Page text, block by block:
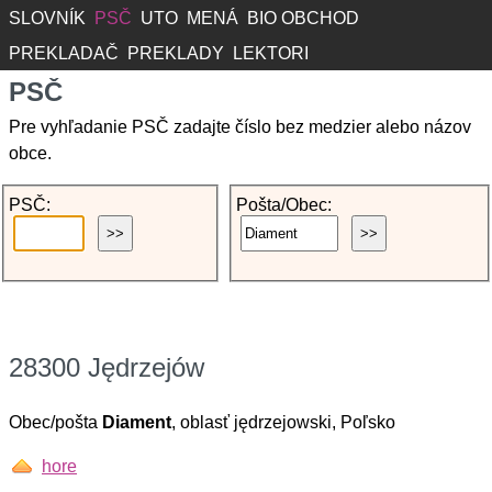
SLOVNÍK PSČ UTO MENÁ
BIO OBCHOD
PREKLADAČ
PREKLADY LEKTORI
PSČ
Pre vyhľadanie PSČ zadajte číslo bez medzier alebo názov
obce.
PSČ: Pošta/Obec:
28300 Jędrzejów
Obec/pošta Diament, oblasť jędrzejowski, Poľsko
hore